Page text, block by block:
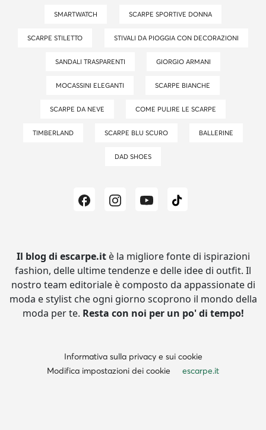
SMARTWATCH SCARPE SPORTIVE DONNA
SCARPE STILETTO STIVALI DA PIOGGIA CON DECORAZIONI
SANDALI TRASPARENTI GIORGIO ARMANI
MOCASSINI ELEGANTI SCARPE BIANCHE
SCARPE DA NEVE COME PULIRE LE SCARPE
TIMBERLAND SCARPE BLU SCURO BALLERINE
DAD SHOES
Il blog di escarpe.it è la migliore fonte di ispirazioni
fashion, delle ultime tendenze e delle idee di outfit. Il
nostro team editoriale è composto da appassionate di
moda e stylist che ogni giorno scoprono il mondo della
moda per te. Resta con noi per un po' di tempo!
Informativa sulla privacy e sui cookie
Modifica impostazioni dei cookie
escarpe.it